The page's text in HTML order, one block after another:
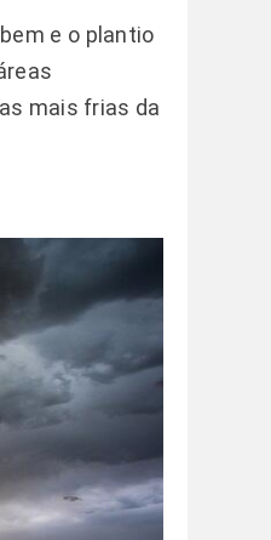
e o plantio
mais frias da